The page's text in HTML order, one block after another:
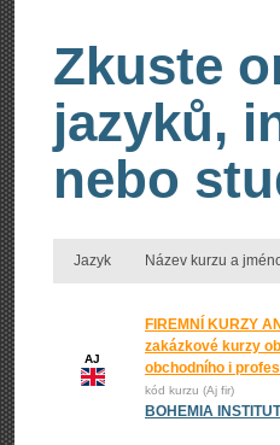
Zkuste
jazyků,
nebo
Jazyk Název kurzu a
AJ
FIREMNÍ KURZY
zakázkové kurzy
obchodního i
kód kurzu (Aj fir)
BOHEMIA INSTITUT